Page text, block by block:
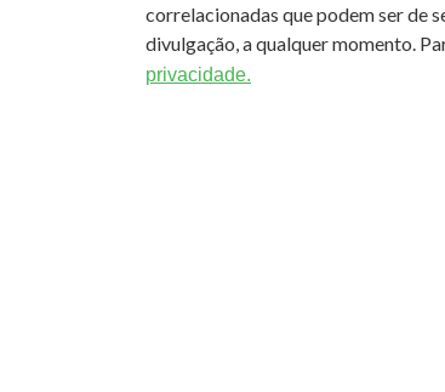
correlacionadas que podem ser de
divulgação, a qualquer momento.
privacidade.